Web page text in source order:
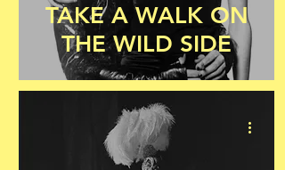
TAKE A WALK ON
THE WILD SIDE